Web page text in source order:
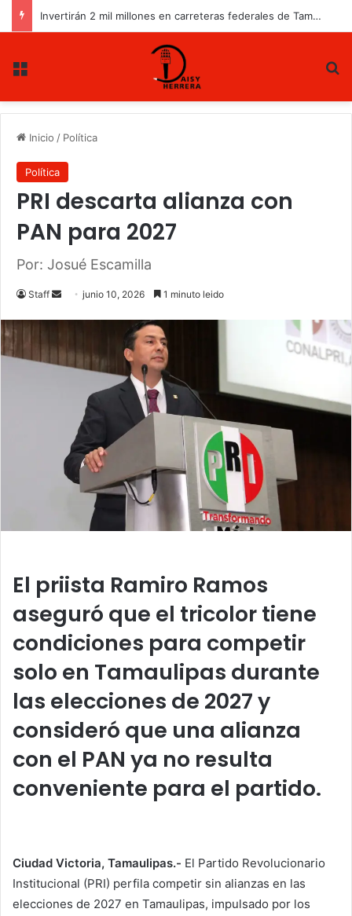
Invertirán 2 mil millones en carreteras federales de Tamaulipas
Inicio / Política
Política
PRI descarta alianza con
PAN para 2027
Por: Josué Escamilla
Staff
d
a
junio 10, 2026 1 minuto leido
El priista Ramiro Ramos
aseguró que el tricolor tiene
condiciones para competir
solo en Tamaulipas durante
las elecciones de 2027 y
consideró que una alianza
con el PAN ya no resulta
conveniente para el partido.
Ciudad Victoria, Tamaulipas.- El Partido Revolucionario
Institucional (PRI) perfila competir sin alianzas en las
elecciones de 2027 en Tamaulipas, impulsado por los